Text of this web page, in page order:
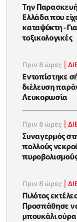
Την
Ελλάδα που
καταψύκτη -
τοξικολογικές
Πριν 8 ώρες |
Εντοπίστηκε
διέλευση
Λευκορωσία
Πριν 8 ώρες |
Συναγερμός
πολλούς
Πριν 8 ώρες |
Πιλότος
Προσπάθησε
μπουκάλι ούρα